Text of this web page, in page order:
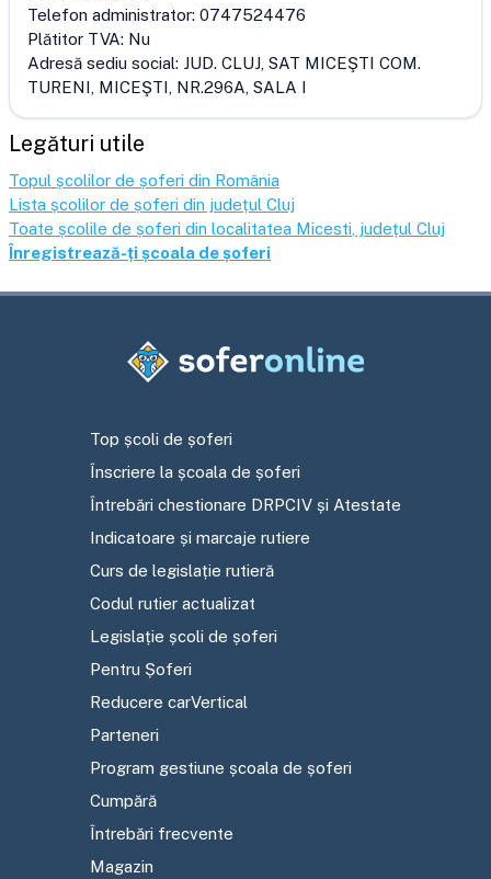
Telefon administrator: 0747524476
Plătitor TVA: Nu
Adresă sediu social: JUD. CLUJ, SAT MICEŞTI COM.
TURENI, MICEŞTI, NR.296A, SALA I
Legături utile
Topul școlilor de șoferi din România
Lista școlilor de șoferi din județul Cluj
Toate școlile de șoferi din localitatea Micesti , județul Cluj
Înregistrează-ți școala de șoferi
Top școli de șoferi
Înscriere la școala de șoferi
Întrebări chestionare DRPCIV și Atestate
Indicatoare și marcaje rutiere
Curs de legislație rutieră
Codul rutier actualizat
Legislație școli de șoferi
Pentru Șoferi
Reducere carVertical
Parteneri
Program gestiune școala de șoferi
Cumpără
Întrebări frecvente
Magazin